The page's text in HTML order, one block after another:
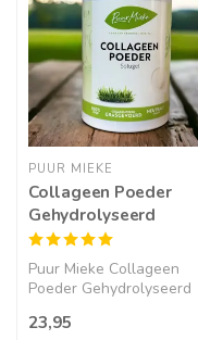
PUUR MIEKE
Collageen Poeder
Gehydrolyseerd
Puur Mieke Collageen
Poeder Gehydrolyseerd
23,95